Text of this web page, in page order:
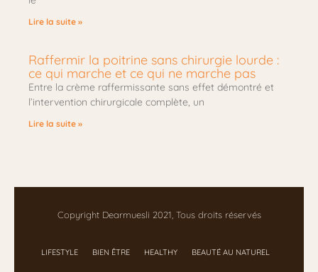
Lire la suite »
Raffermir la poitrine sans chirurgie lourde :
ce qui marche et ce qui ne marche pas
Entre la crème raffermissante sans effet démontré et
l’intervention chirurgicale complète, un
Lire la suite »
Copyright Dearmuesli 2021, Tous droits réservés
LIFESTYLE BIEN ÊTRE HEALTHY BEAUTÉ AU NATUREL